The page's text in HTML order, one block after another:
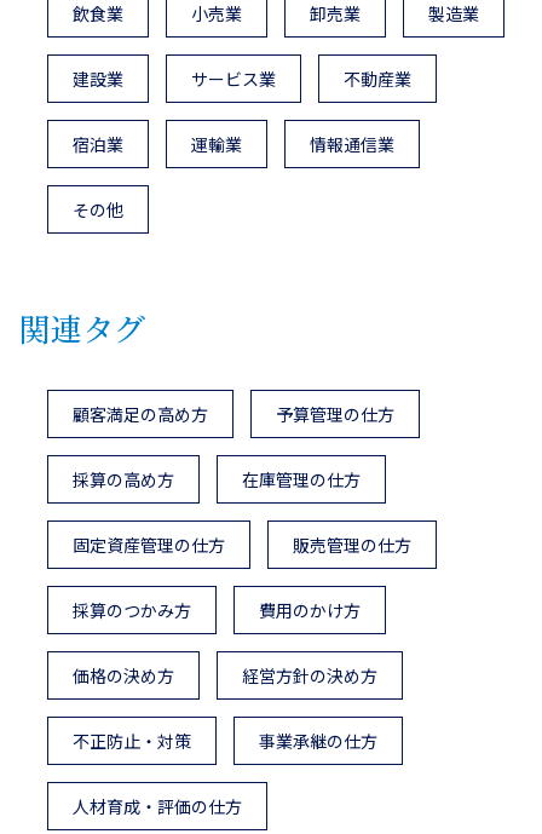
飲食業 小売業 卸売業 製造業
建設業 サービス業 不動産業
宿泊業 運輸業 情報通信業
その他
関連タグ
顧客満足の高め方 予算管理の仕方
採算の高め方 在庫管理の仕方
固定資産管理の仕方 販売管理の仕方
採算のつかみ方 費用のかけ方
価格の決め方 経営方針の決め方
不正防止・対策 事業承継の仕方
人材育成・評価の仕方